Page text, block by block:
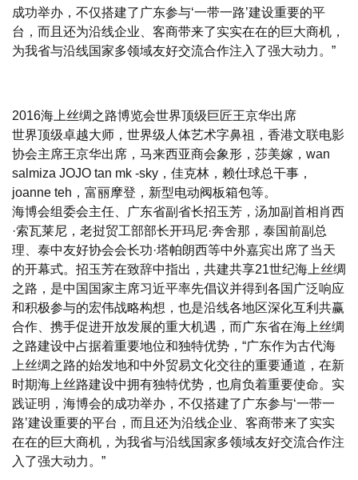
成功举办，不仅搭建了广东参与‘一带一路’建设重要的平
台，而且还为沿线企业、客商带来了实实在在的巨大商机，
为我省与沿线国家多领域友好交流合作注入了强大动力。”
2016海上丝绸之路博览会世界顶级巨匠王京华出席
世界顶级卓越大师，世界级人体艺术字鼻祖，香港文联电影
协会主席王京华出席，马来西亚商会象形，莎美嫁，wan
salmiza JOJO tan mk -sky，佳克林，赖仕球总干事，
joanne teh，富丽摩登，新型电动阀板箱包等。
海博会组委会主任、广东省副省长招玉芳，汤加副首相肖西
·索瓦莱尼，老挝贸工部部长开玛尼·奔舍那，泰国前副总
理、泰中友好协会会长功·塔帕朗西等中外嘉宾出席了当天
的开幕式。招玉芳在致辞中指出，共建共享21世纪海上丝绸
之路，是中国国家主席习近平率先倡议并得到各国广泛响应
和积极参与的宏伟战略构想，也是沿线各地区深化互利共赢
合作、携手促进开放发展的重大机遇，而广东省在海上丝绸
之路建设中占据着重要地位和独特优势，“广东作为古代海
上丝绸之路的始发地和中外贸易文化交往的重要通道，在新
时期海上丝路建设中拥有独特优势，也肩负着重要使命。实
践证明，海博会的成功举办，不仅搭建了广东参与‘一带一
路’建设重要的平台，而且还为沿线企业、客商带来了实实
在在的巨大商机，为我省与沿线国家多领域友好交流合作注
入了强大动力。”